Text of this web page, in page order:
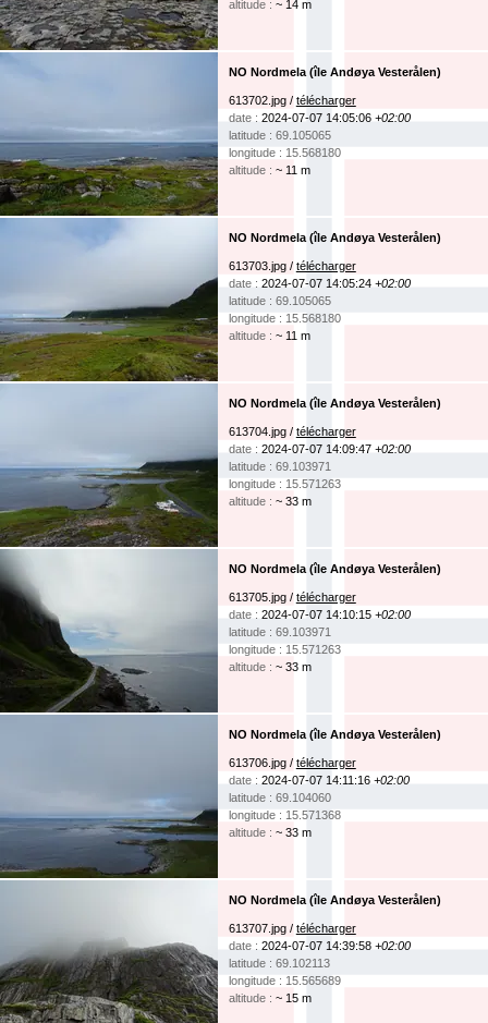
altitude : ~ 14 m
NO Nordmela (île Andøya Vesterålen)
613702.jpg / télécharger
date : 2024-07-07 14:05:06 +02:00
latitude : 69.105065
longitude : 15.568180
altitude : ~ 11 m
NO Nordmela (île Andøya Vesterålen)
613703.jpg / télécharger
date : 2024-07-07 14:05:24 +02:00
latitude : 69.105065
longitude : 15.568180
altitude : ~ 11 m
NO Nordmela (île Andøya Vesterålen)
613704.jpg / télécharger
date : 2024-07-07 14:09:47 +02:00
latitude : 69.103971
longitude : 15.571263
altitude : ~ 33 m
NO Nordmela (île Andøya Vesterålen)
613705.jpg / télécharger
date : 2024-07-07 14:10:15 +02:00
latitude : 69.103971
longitude : 15.571263
altitude : ~ 33 m
NO Nordmela (île Andøya Vesterålen)
613706.jpg / télécharger
date : 2024-07-07 14:11:16 +02:00
latitude : 69.104060
longitude : 15.571368
altitude : ~ 33 m
NO Nordmela (île Andøya Vesterålen)
613707.jpg / télécharger
date : 2024-07-07 14:39:58 +02:00
latitude : 69.102113
longitude : 15.565689
altitude : ~ 15 m